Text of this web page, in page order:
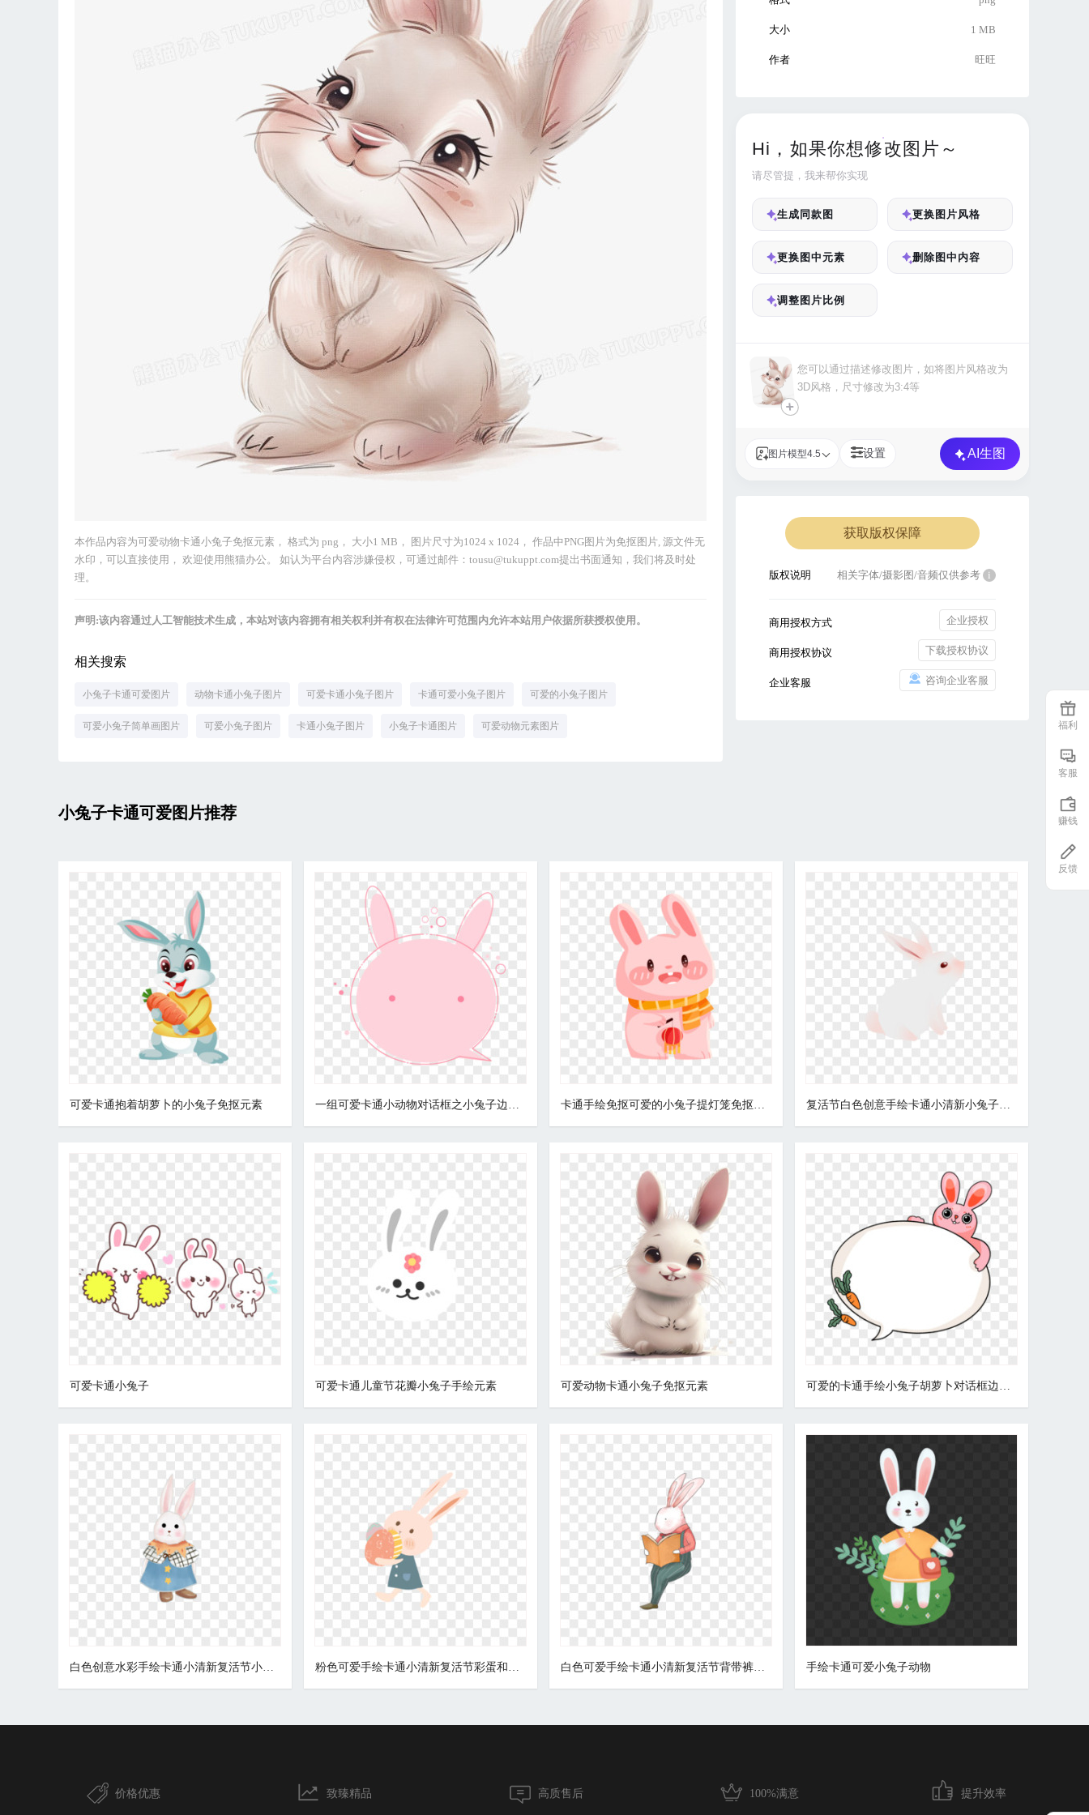
本作品内容为可爱动物卡通小兔子免抠元素， 格式为 png， 大小1 MB， 图片尺寸为1024 x 1024， 作品中PNG图片为免抠图片, 源文件无
水印，可以直接使用， 欢迎使用熊猫办公。 如认为平台内容涉嫌侵权，可通过邮件：tousu@tukuppt.com提出书面通知，我们将及时处
理。
声明:该内容通过人工智能技术生成，本站对该内容拥有相关权利并有权在法律许可范围内允许本站用户依据所获授权使用。
相关搜索
小兔子卡通可爱图片 动物卡通小兔子图片 可爱卡通小兔子图片 卡通可爱小兔子图片 可爱的小兔子图片
可爱小兔子简单画图片 可爱小兔子图片 卡通小兔子图片 小兔子卡通图片 可爱动物元素图片
大小 1 MB
作者 旺旺
Hi，如果你想修改图片～
请尽管提，我来帮你实现
生成同款图 更换图片风格
更换图中元素 删除图中内容
调整图片比例
+
图片模型4.5 设置 AI生图
获取版权保障
版权说明 相关字体/摄影图/音频仅供参考 i
商用授权方式 企业授权
商用授权协议 下载授权协议
企业客服 咨询企业客服
小兔子卡通可爱图片推荐
可爱卡通抱着胡萝卜的小兔子免抠元素 一组可爱卡通小动物对话框之小兔子边框免抠元素 卡通手绘免抠可爱的小兔子提灯笼免抠元素 复活节白色创意手绘卡通小清新小兔子可爱免抠素材
可爱卡通小兔子 可爱卡通儿童节花瓣小兔子手绘元素 可爱动物卡通小兔子免抠元素 可爱的卡通手绘小兔子胡萝卜对话框边框免扣元素
白色创意水彩手绘卡通小清新复活节小兔子可爱素材图片 粉色可爱手绘卡通小清新复活节彩蛋和连绿色衣裙小兔子免抠素材 白色可爱手绘卡通小清新复活节背带裤看书小兔子手绘素材 手绘卡通可爱小兔子动物
价格优惠 致臻精品 高质售后 100%满意 提升效率
福利
客服
赚钱
反馈